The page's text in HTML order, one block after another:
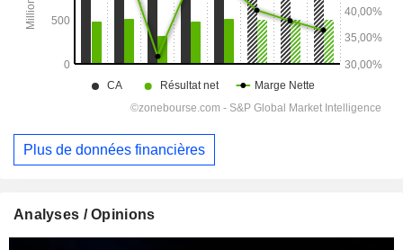
Plus de données financières
Analyses / Opinions